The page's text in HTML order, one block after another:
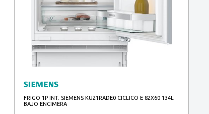
FRIGO 1P INT. SIEMENS KU21RADE0 CICLICO E 82X60 134L
BAJO ENCIMERA